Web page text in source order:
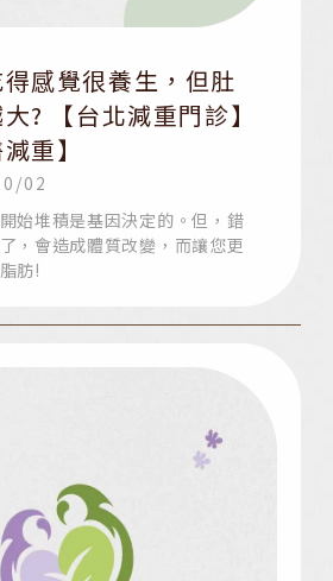
感覺很養生，但肚
? 【台北減重門診】
重】
02
始堆積是基因決定的。但，錯
，會造成體質改變，而讓您更
肪!